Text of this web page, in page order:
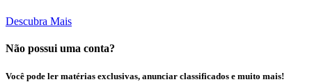
Descubra Mais
Não possui uma conta?
Você pode ler matérias exclusivas, anunciar classificados e muito mais!